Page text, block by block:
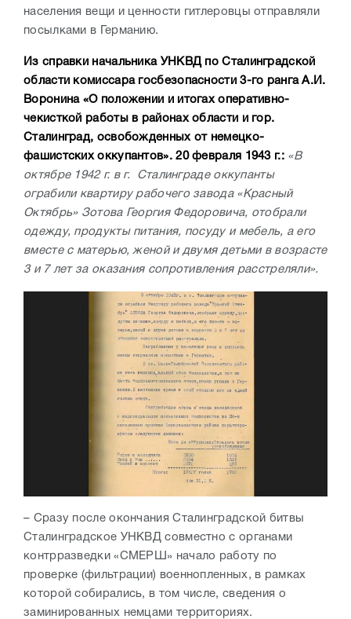
населения вещи и ценности гитлеровцы отправляли
посылками в Германию.
Из справки начальника УНКВД по Сталинградской
области комиссара госбезопасности 3-го ранга А.И.
Воронина «О положении и итогах оперативно-
чекисткой работы в районах области и гор.
Сталинград, освобожденных от немецко-
фашистских оккупантов». 20 февраля 1943 г.: «В
октябре 1942 г. в г. Сталинграде оккупанты
ограбили квартиру рабочего завода «Красный
Октябрь» Зотова Георгия Федоровича, отобрали
одежду, продукты питания, посуду и мебель, а его
вместе с матерью, женой и двумя детьми в возрасте
3 и 7 лет за оказания сопротивления расстреляли».
– Сразу после окончания Сталинградской битвы
Сталинградское УНКВД совместно с органами
контрразведки «СМЕРШ» начало работу по
проверке (фильтрации) военнопленных, в рамках
которой собирались, в том числе, сведения о
заминированных немцами территориях.